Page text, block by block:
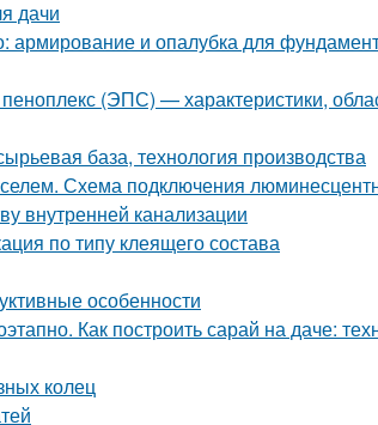
дачи
армирование и опалубка для
(ЭПС) — характеристики,
база, технология производства
Схема подключения
внутренней канализации
по типу клеящего состава
особенности
Как построить сарай на даче:
колец